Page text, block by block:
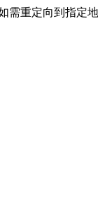
需重定向到指定